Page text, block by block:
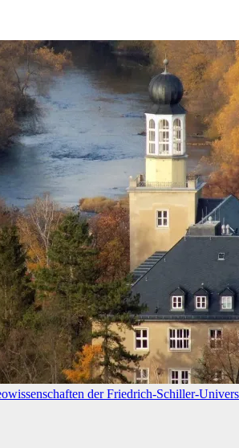
der Friedrich-Schiller-